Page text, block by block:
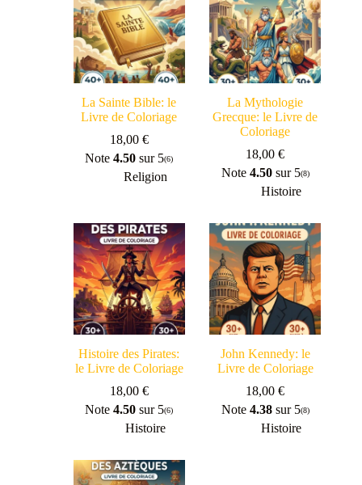
La Sainte Bible: le
Livre de Coloriage
18,00 €
Note4.50 sur 5(6)
Religion
La Mythologie
Grecque: le Livre de
Coloriage
18,00€
Note 4.50sur 5(8)
Histoire
Histoire des Pirates:
le Livre de Coloriage
18,00 €
Note4.50 sur 5(6)
Histoire
John Kennedy: le
Livre de Coloriage
18,00€
Note 4.38sur 5(8)
Histoire